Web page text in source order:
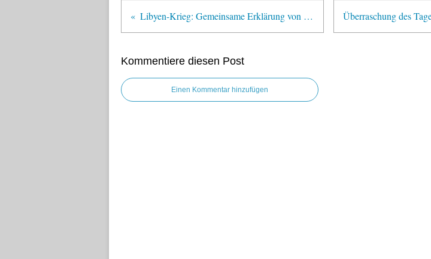
Libyen-Krieg: Gemeinsame Erklärung von 43 kommunistischen Parteien
Kommentiere diesen Post
Einen Kommentar hinzufügen